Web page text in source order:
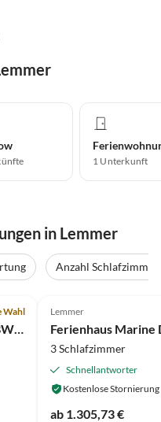
1 Unterkunft
in Lemmer
Anzahl Schlafzimmer
Wahl Lemmer
Ferienhaus Marine
3 Schlafzimmer
Schnellantworter
Kostenlose Stornierung
ab 1.305,73 €